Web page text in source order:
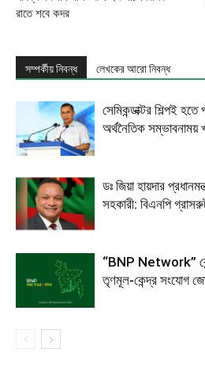
রাতে শবে কদর
সম্পর্কীয় নিবন্ধ লেখকের আরো নিবন্ধ
সেমিকন্ডাক্টর শিল্পই
অর্থনৈতিক সম্ভাবনাময়
ডঃ জিয়া হায়দার
সহকারী: বিএনপি
“BNP Network”
তৃণমূল-কেন্দ্র সংযোগ